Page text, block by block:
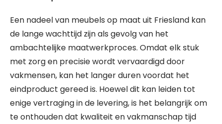
Een nadeel van meubels op maat uit Friesland kan
de lange wachttijd zijn als gevolg van het
ambachtelijke maatwerkproces. Omdat elk stuk
met zorg en precisie wordt vervaardigd door
vakmensen, kan het langer duren voordat het
eindproduct gereed is. Hoewel dit kan leiden tot
enige vertraging in de levering, is het belangrijk om
te onthouden dat kwaliteit en vakmanschap tijd